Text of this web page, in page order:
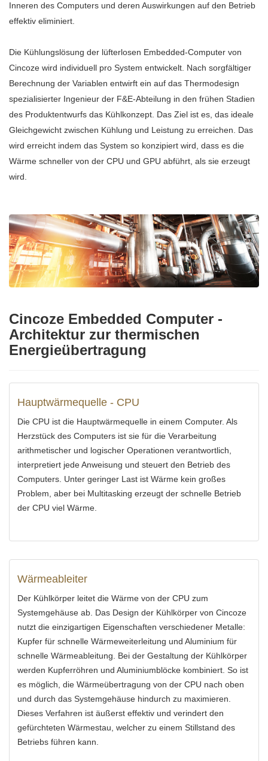
Inneren des Computers und deren Auswirkungen auf den Betrieb
effektiv eliminiert.
Die Kühlungslösung der lüfterlosen Embedded-Computer von
Cincoze wird individuell pro System entwickelt. Nach sorgfältiger
Berechnung der Variablen entwirft ein auf das Thermodesign
spezialisierter Ingenieur der F&E-Abteilung in den frühen Stadien
des Produktentwurfs das Kühlkonzept. Das Ziel ist es, das ideale
Gleichgewicht zwischen Kühlung und Leistung zu erreichen. Das
wird erreicht indem das System so konzipiert wird, dass es die
Wärme schneller von der CPU und GPU abführt, als sie erzeugt
wird.
Cincoze Embedded Computer -
Architektur zur thermischen
Energieübertragung
Hauptwärmequelle - CPU
Die CPU ist die Hauptwärmequelle in einem Computer. Als
Herzstück des Computers ist sie für die Verarbeitung
arithmetischer und logischer Operationen verantwortlich,
interpretiert jede Anweisung und steuert den Betrieb des
Computers. Unter geringer Last ist Wärme kein großes
Problem, aber bei Multitasking erzeugt der schnelle Betrieb
der CPU viel Wärme.
Wärmeableiter
Der Kühlkörper leitet die Wärme von der CPU zum
Systemgehäuse ab. Das Design der Kühlkörper von Cincoze
nutzt die einzigartigen Eigenschaften verschiedener Metalle:
Kupfer für schnelle Wärmeweiterleitung und Aluminium für
schnelle Wärmeableitung. Bei der Gestaltung der Kühlkörper
werden Kupferröhren und Aluminiumblöcke kombiniert. So ist
es möglich, die Wärmeübertragung von der CPU nach oben
und durch das Systemgehäuse hindurch zu maximieren.
Dieses Verfahren ist äußerst effektiv und verindert den
gefürchteten Wärmestau, welcher zu einem Stillstand des
Betriebs führen kann.